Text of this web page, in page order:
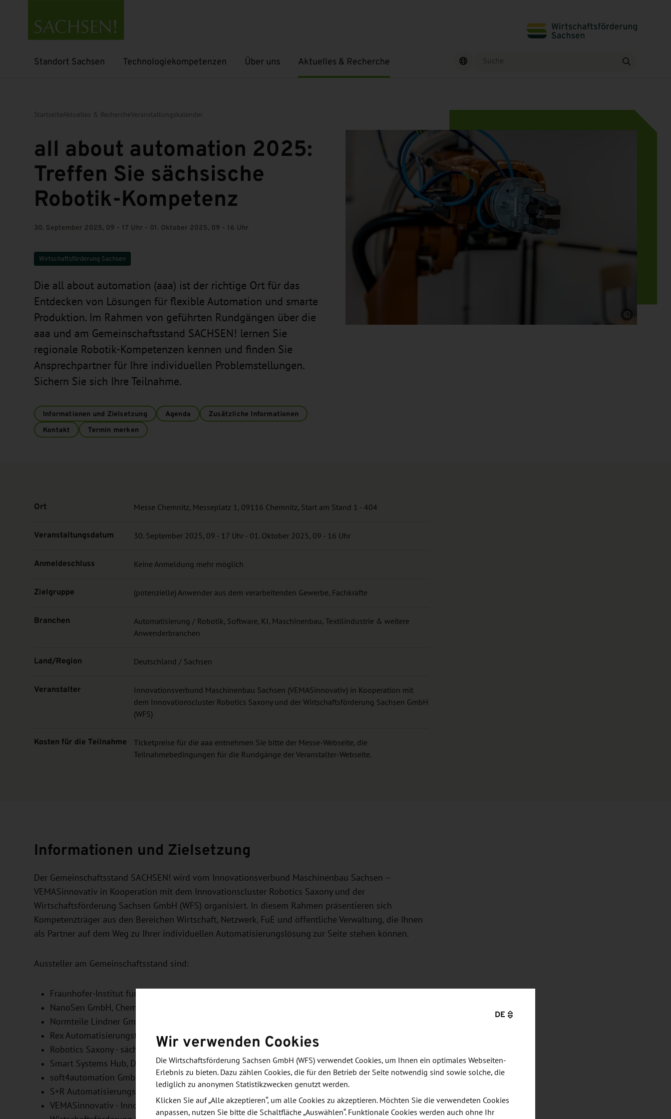
Standort Sachsen
Untermenü öffnen Technologiekompetenzen
Untermenü öffnen Über uns
Untermenü öffnenAktuelles & Recherche
Untermenü öffnen Finden
StartseiteAktuelles & RechercheVeranstaltungskalender
all about automation 2025:
Treffen Sie sächsische
Robotik-Kompetenz
30. September 2025, 09 - 17 Uhr - 01. Oktober 2025, 09 - 16 Uhr
Wirtschaftsförderung Sachsen
Die all about automation (aaa) ist der richtige Ort für das
Entdecken von Lösungen für flexible Automation und smarte
Produktion. Im Rahmen von geführten Rundgängen über die
aaa und am Gemeinschaftsstand SACHSEN! lernen Sie
regionale Robotik-Kompetenzen kennen und finden Sie
Ansprechpartner für Ihre individuellen Problemstellungen.
Sichern Sie sich Ihre Teilnahme.
Informationen und Zielsetzung Agenda
Zusätzliche Informationen
Kontakt
Termin merken
Quelle
Ort Messe Chemnitz, Messeplatz 1, 09116 Chemnitz, Start am Stand 1 - 404
Veranstaltungsdatum 30. September 2025, 09 - 17 Uhr - 01. Oktober 2025, 09 - 16 Uhr
Anmeldeschluss Keine Anmeldung mehr möglich
Zielgruppe (potenzielle) Anwender aus dem verarbeitenden Gewerbe, Fachkräfte
Branchen
Automatisierung / Robotik, Software, KI, Maschinenbau, Textilindustrie & weitere
Anwenderbranchen
Land/Region Deutschland / Sachsen
Veranstalter
Innovationsverbund Maschinenbau Sachsen (VEMASinnovativ) in Kooperation mit
dem Innovationscluster Robotics Saxony und der Wirtschaftsförderung Sachsen GmbH
(WFS)
Kosten für die Teilnahme
Ticketpreise für die aaa entnehmen Sie bitte der Messe-Webseite, die
Teilnahmebedingungen für die Rundgänge der Veranstalter-Webseite.
Informationen und Zielsetzung
Der Gemeinschaftsstand SACHSEN! wird vom Innovationsverbund Maschinenbau Sachsen –
VEMASinnovativ in Kooperation mit dem Innovationscluster Robotics Saxony und der
Wirtschaftsförderung Sachsen GmbH (WFS) organisiert. In diesem Rahmen präsentieren sich
Kompetenzträger aus den Bereichen Wirtschaft, Netzwerk, FuE und öffentliche Verwaltung, die Ihnen
als Partner auf dem Weg zu Ihrer individuellen Automatisierungslösung zur Seite stehen können.
Aussteller am Gemeinschaftsstand sind:
Fraunhofer-Institut für Integrierte Schaltungen IIS, Institutsteil Dresden
NanoSen GmbH , Chemnitz
Normteile Lindner GmbH
Rex Automatisierungstechnik GmbH
Robotics Saxony- sächsischer Innovationscluster
Smart Systems Hub, Dresden
soft4automation GmbH
, Wilsdruff
S+R Automatisierungstechnik GmbH
, Chemnitz
VEMASinnovativ - Innovationsverbund Maschinenbau Sachsen
DE
Wir verwenden Cookies
Die Wirtschaftsförderung Sachsen GmbH (WFS) verwendet Cookies, um Ihnen ein optimales Webseiten-
Erlebnis zu bieten. Dazu zählen Cookies, die für den Betrieb der Seite notwendig sind sowie solche, die
lediglich zu anonymen Statistikzwecken genutzt werden.
Klicken Sie auf „Alle akzeptieren“, um alle Cookies zu akzeptieren. Möchten Sie die verwendeten Cookies
anpassen, nutzen Sie bitte die Schaltfläche „Auswählen“. Funktionale Cookies werden auch ohne Ihr